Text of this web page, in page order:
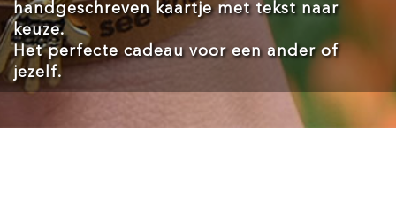
handgeschreven kaartje met tekst naar
keuze.
Het perfecte cadeau voor een ander of
jezelf.